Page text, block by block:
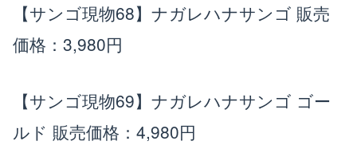
【サンゴ現物68】ナガレハナサンゴ 販売
価格：3,980円
【サンゴ現物69】ナガレハナサンゴ ゴー
ルド 販売価格：4,980円